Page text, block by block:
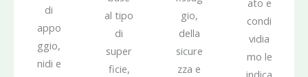
di
appo
ggio,
nidi e
al tipo
di
super
ficie,
gio,
della
sicure
zza e
ato e
condi
vidia
mo le